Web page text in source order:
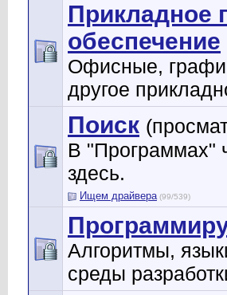
Прикладное
обеспечение
Офисные,
другое
Поиск
В "Программах"
здесь.
Ищем драйвера (99/539)
Алгоритмы,
среды